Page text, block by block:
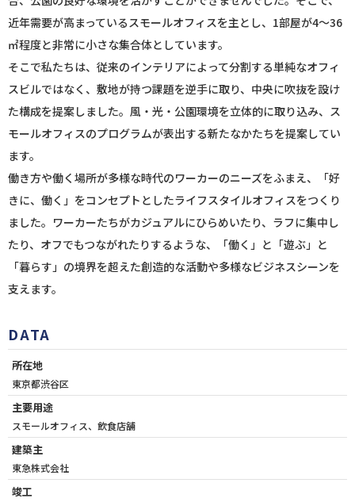
近年需要が高まっているスモールオフィスを主とし、1部屋が4～36
㎡程度と非常に小さな集合体としています。
そこで私たちは、従来のインテリアによって分割する単純なオフィ
スビルではなく、敷地が持つ課題を逆手に取り、中央に吹抜を設け
た構成を提案しました。風・光・公園環境を立体的に取り込み、ス
モールオフィスのプログラムが表出する新たなかたちを提案してい
ます。
働き方や働く場所が多様な時代のワーカーのニーズをふまえ、「好
きに、働く」をコンセプトとしたライフスタイルオフィスをつくり
ました。ワーカーたちがカジュアルにひらめいたり、ラフに集中し
たり、オフでもつながれたりするような、「働く」と「遊ぶ」と
「暮らす」の境界を超えた創造的な活動や多様なビジネスシーンを
支えます。
DATA
所在地
東京都渋谷区
主要用途
スモールオフィス、飲食店舗
建築主
東急株式会社
竣工